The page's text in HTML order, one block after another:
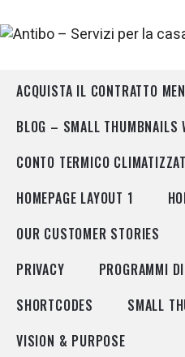
ACQUISTA IL CONTRATTO
BLOG – SMALL THUMBNAILS
CONTO TERMICO
HOMEPAGE LAYOUT 1
OUR CUSTOMER STORIES
PRIVACY
PROGRAMMI
SHORTCODES
SMALL
VISION & PURPOSE